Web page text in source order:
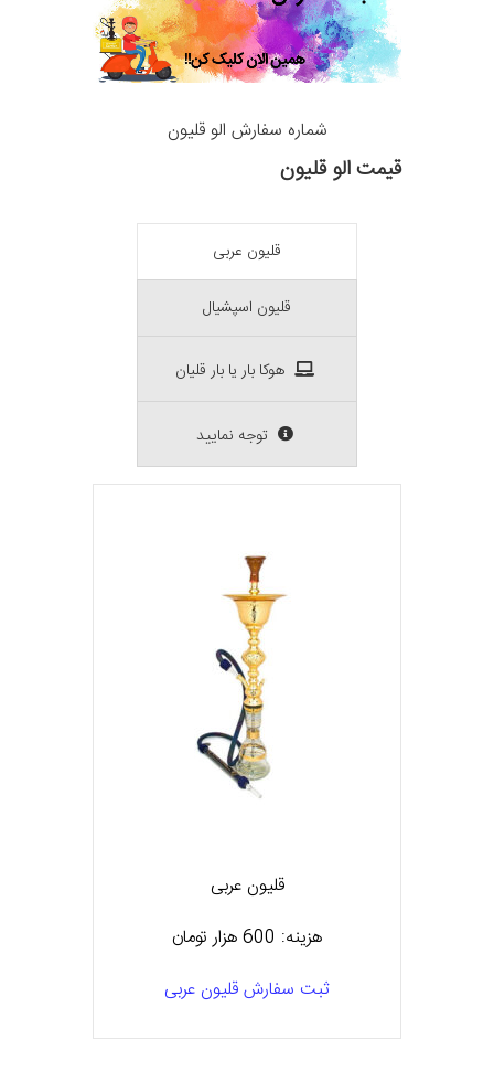
شماره سفارش الو قلیون
قیمت الو قلیون
قلیون عربی
قلیون اسپشیال
هوکا بار یا بار قلیان
توجه نمایید
قلیون عربی
هزینه: 600 هزار تومان
ثبت سفارش قلیون عربی